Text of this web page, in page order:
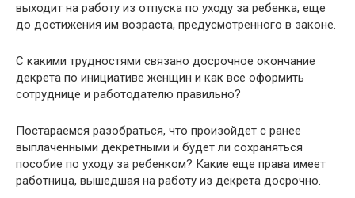
выходит на работу из отпуска по уходу за ребенка, еще
до достижения им возраста, предусмотренного в законе.
С какими трудностями связано досрочное окончание
декрета по инициативе женщин и как все оформить
сотруднице и работодателю правильно?
Постараемся разобраться, что произойдет с ранее
выплаченными декретными и будет ли сохраняться
пособие по уходу за ребенком? Какие еще права имеет
работница, вышедшая на работу из декрета досрочно.